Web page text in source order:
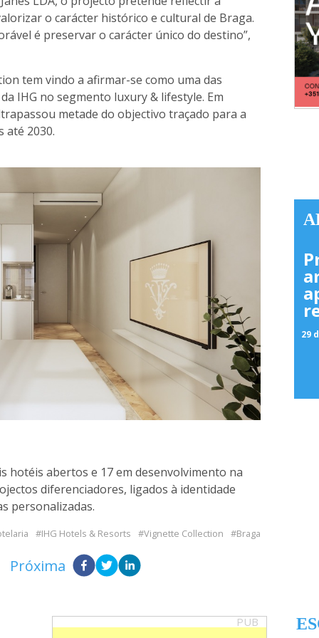
o carácter histórico e cultural de Braga.
é preservar o carácter único do destino”,
tem vindo a afirmar-se como uma das
IHG no segmento luxury & lifestyle. Em
metade do objectivo traçado para a
até 2030.
hotéis abertos e 17 em desenvolvimento na
diferenciadores, ligados à identidade
personalizadas.
IHG Hotels & Resorts Vignette Collection Braga
Próxima
29
PUB